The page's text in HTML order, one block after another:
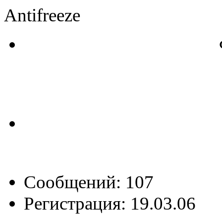
Antifreeze
Сообщений: 107
Регистрация: 19.03.06